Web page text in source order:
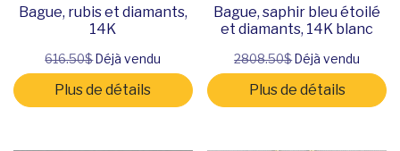
Bague, rubis et diamants,
14K
616.50$Déjà vendu
Plus de détails
Bague, saphir bleu étoilé
et diamants, 14K blanc
2808.50$Déjà vendu
Plus de détails